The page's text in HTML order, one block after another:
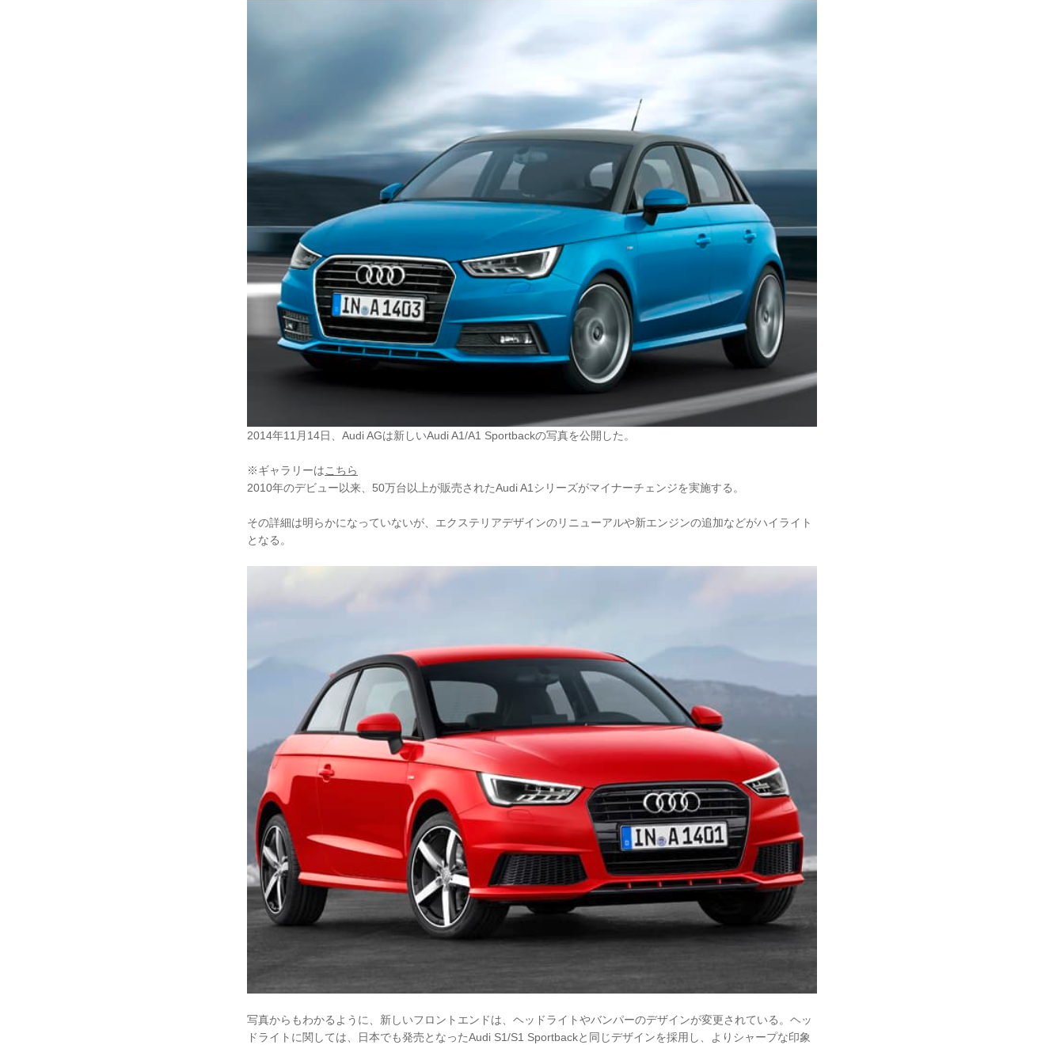
2014年11月14日、Audi AGは新しいAudi A1/A1 Sportbackの写真を公開した。
※ギャラリーはこちら
2010年のデビュー以来、50万台以上が販売されたAudi A1シリーズがマイナーチェンジを実施する。
その詳細は明らかになっていないが、エクステリアデザインのリニューアルや新エンジンの追加などがハイライト
となる。
写真からもわかるように、新しいフロントエンドは、ヘッドライトやバンパーのデザインが変更されている。ヘッ
ドライトに関しては、日本でも発売となったAudi S1/S1 Sportbackと同じデザインを採用し、よりシャープな印象